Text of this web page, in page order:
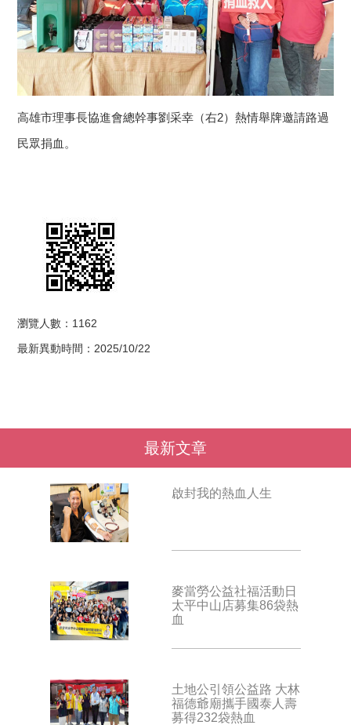
高雄市理事長協進會總幹事劉采幸（右2）熱情舉牌邀請路過
民眾捐血。
瀏覽人數：1162
最新異動時間：2025/10/22
最新文章
啟封我的熱血人生
麥當勞公益社福活動日
太平中山店募集86袋熱
血
土地公引領公益路 大林
福德爺廟攜手國泰人壽
募得232袋熱血